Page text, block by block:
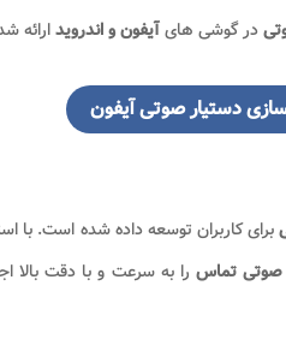
در گوشی هایآیفون و اندرویدارائه
دستیار صوتی آیفون
برای کاربران توسعه داده شده است. با
صوتی تماسرا به سرعت و با دقت بالا